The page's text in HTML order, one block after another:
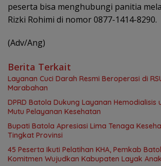
peserta bisa menghubungi panitia
Rizki Rohimi di nomor 0877-1414-8290.
(Adv/Ang)
Berita Terkait
Layanan Cuci Darah Resmi Beroperasi di
Marabahan
DPRD Batola Dukung Layanan Hemodialisis
Mutu Pelayanan Kesehatan
Bupati Batola Apresiasi Lima Tenaga
Tingkat Provinsi
45 Peserta Ikuti Pelatihan KHA, Pemkab
Komitmen Wujudkan Kabupaten Layak Anak